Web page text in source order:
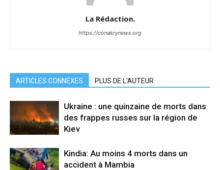
La Rédaction.
https://conakrynews.org
ARTICLES CONNEXES PLUS DE L'AUTEUR
Ukraine : une quinzaine de morts dans
des frappes russes sur la région de
Kiev
Kindia: Au moins 4 morts dans un
accident à Mambia